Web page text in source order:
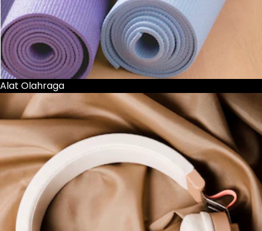
Alat Olahraga